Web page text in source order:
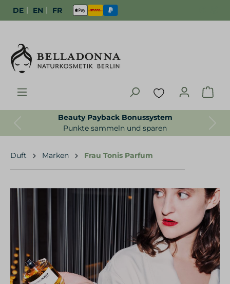
DE | EN | FR
Beauty Payback Bonussystem
Punkte sammeln und sparen
Previous Next
Duft Marken Frau Tonis Parfum